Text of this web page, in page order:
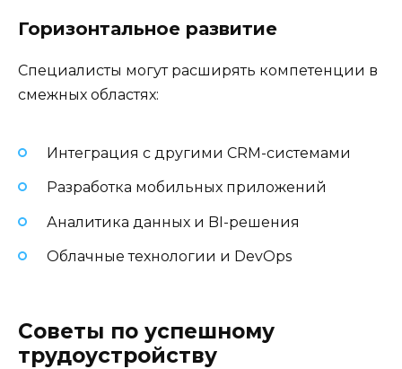
Горизонтальное развитие
Специалисты могут расширять компетенции в
смежных областях:
Интеграция с другими CRM-системами
Разработка мобильных приложений
Аналитика данных и BI-решения
Облачные технологии и DevOps
Советы по успешному
трудоустройству